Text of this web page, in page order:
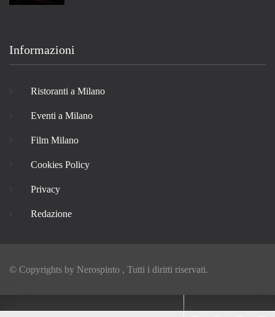
Informazioni
Ristoranti a Milano
Eventi a Milano
Film Milano
Cookies Policy
Privacy
Redazione
© Copyrights by Nerospinto , Tutti i diritti riservati.